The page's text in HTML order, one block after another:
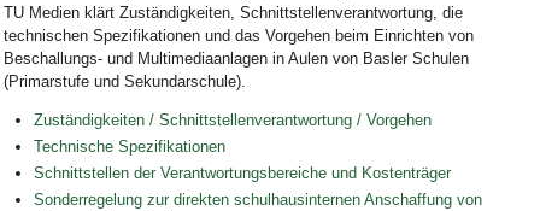
TU Medien klärt Zuständigkeiten, Schnittstellenverantwortung, die
technischen Spezifikationen und das Vorgehen beim Einrichten von
Beschallungs- und Multimediaanlagen in Aulen von Basler Schulen
(Primarstufe und Sekundarschule).
Zuständigkeiten / Schnittstellenverantwortung / Vorgehen
Technische Spezifikationen
Schnittstellen der Verantwortungsbereiche und Kostenträger
Sonderregelung zur direkten schulhausinternen Anschaffung von